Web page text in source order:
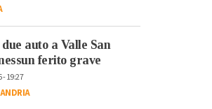
auto a Valle San
ferito grave
19:27